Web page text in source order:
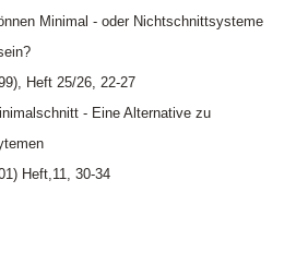
Minimal - oder Nichtschnittsysteme
Heft 25/26, 22-27
- Eine Alternative zu
Heft,11, 30-34